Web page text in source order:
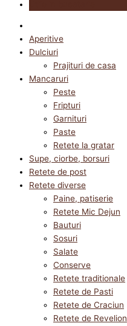
Aperitive
Dulciuri
Prajituri de casa
Mancaruri
Peste
Fripturi
Garnituri
Paste
Retete la gratar
Supe, ciorbe, borsuri
Retete de post
Retete diverse
Paine, patiserie
Retete Mic Dejun
Bauturi
Sosuri
Salate
Conserve
Retete traditionale
Retete de Pasti
Retete de Craciun
Retete de Revelion